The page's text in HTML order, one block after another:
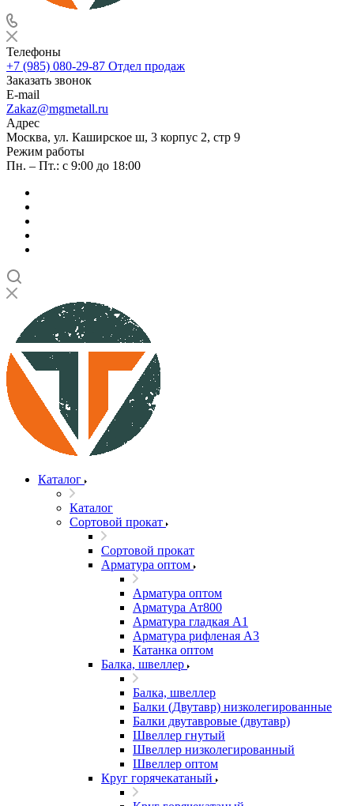
Телефоны
+7 (985) 080-29-87 Отдел продаж
Заказать звонок
E-mail
Zakaz@mgmetall.ru
Адрес
Москва, ул. Каширское ш, 3 корпус 2, стр 9
Режим работы
Пн. – Пт.: с 9:00 до 18:00
Каталог
Каталог
Сортовой прокат
Сортовой прокат
Арматура оптом
Арматура оптом
Арматура Ат800
Арматура гладкая А1
Арматура рифленая А3
Катанка оптом
Балка, швеллер
Балка, швеллер
Балки (Двутавр) низколегированные
Балки двутавровые (двутавр)
Швеллер гнутый
Швеллер низколегированный
Швеллер оптом
Круг горячекатаный